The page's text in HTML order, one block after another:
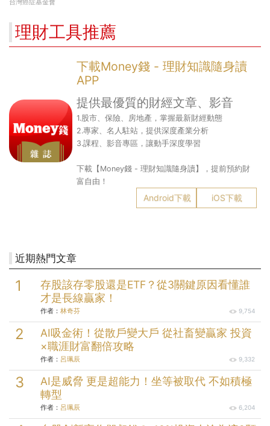
台灣癌症基金會
理財工具推薦
下載Money錢 - 理財知識隨身讀
APP
提供最優質的財經文章、影音
1.股市、保險、房地產，掌握最新財經動態
2.專家、名人駐站，提供深度產業分析
3.課程、影音專區，讓動手深度學習
下載【Money錢 - 理財知識隨身讀】，提前預約財
富自由！
Android下載 iOS下載
近期熱門文章
存股該存零股還是ETF？從3關鍵原因看懂誰
才是長線贏家！
作者： 林奇芬 9,754
AI吸金術！從散戶變大戶 從社畜變贏家 投資
×職涯財富翻倍攻略
作者： 呂珮辰 9,332
AI是威脅 更是超能力！坐等被取代 不如積極
轉型
作者： 呂珮辰 6,204